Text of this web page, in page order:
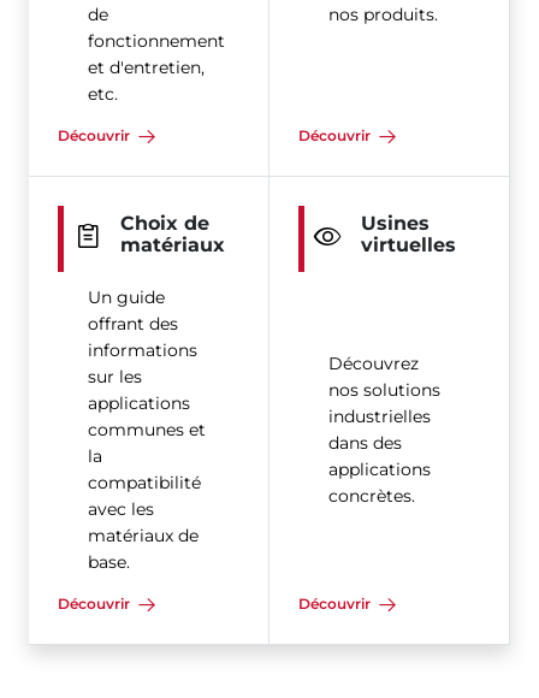
de
fonctionnement
et d'entretien,
etc.
Découvrir
nos produits.
Découvrir
Choix de
matériaux
Un guide
offrant des
informations
sur les
applications
communes et
la
compatibilité
avec les
matériaux de
base.
Découvrir
Usines
virtuelles
Découvrez
nos solutions
industrielles
dans des
applications
concrètes.
Découvrir